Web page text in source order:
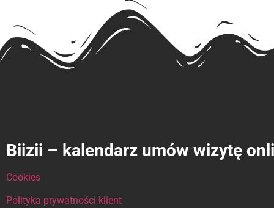
Biizii – kalendarz umów wizytę
Cookies
Polityka prywatności klient